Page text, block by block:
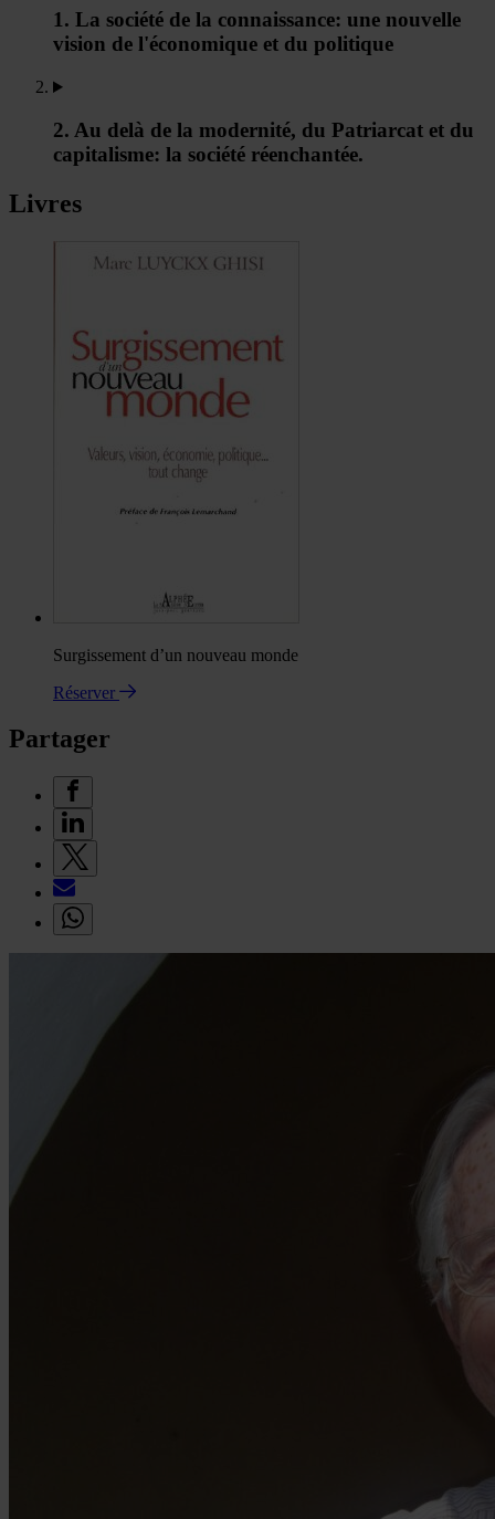
1. La société de la connaissance: une nouvelle
vision de l'économique et du politique
2. Au delà de la modernité, du Patriarcat et du
capitalisme: la société réenchantée.
Livres
Surgissement d’un nouveau monde
Réserver
Partager